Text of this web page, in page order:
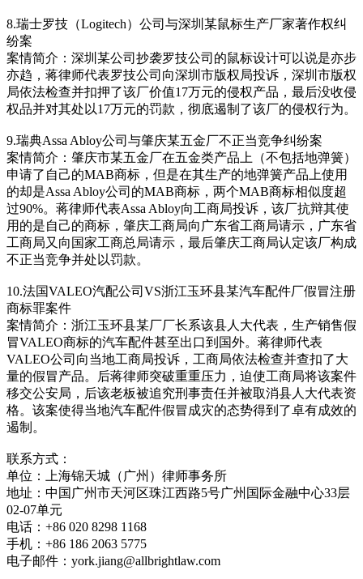
8.瑞士罗技（Logitech）公司与深圳某鼠标生产厂家著作权纠
纷案
案情简介：深圳某公司抄袭罗技公司的鼠标设计可以说是亦步
亦趋，蒋律师代表罗技公司向深圳市版权局投诉，深圳市版权
局依法检查并扣押了该厂价值17万元的侵权产品，最后没收侵
权品并对其处以17万元的罚款，彻底遏制了该厂的侵权行为。
9.瑞典Assa Abloy公司与肇庆某五金厂不正当竞争纠纷案
案情简介：肇庆市某五金厂在五金类产品上（不包括地弹簧）
申请了自己的MAB商标，但是在其生产的地弹簧产品上使用
的却是Assa Abloy公司的MAB商标，两个MAB商标相似度超
过90%。蒋律师代表Assa Abloy向工商局投诉，该厂抗辩其使
用的是自己的商标，肇庆工商局向广东省工商局请示，广东省
工商局又向国家工商总局请示，最后肇庆工商局认定该厂构成
不正当竞争并处以罚款。
10.法国VALEO汽配公司VS浙江玉环县某汽车配件厂假冒注册
商标罪案件
案情简介：浙江玉环县某厂厂长系该县人大代表，生产销售假
冒VALEO商标的汽车配件甚至出口到国外。蒋律师代表
VALEO公司向当地工商局投诉，工商局依法检查并查扣了大
量的假冒产品。后蒋律师突破重重压力，迫使工商局将该案件
移交公安局，后该老板被追究刑事责任并被取消县人大代表资
格。该案使得当地汽车配件假冒成灾的态势得到了卓有成效的
遏制。
联系方式：
单位：上海锦天城（广州）律师事务所
地址：中国广州市天河区珠江西路5号广州国际金融中心33层
02-07单元
电话：+86 020 8298 1168
手机：+86 186 2063 5775
电子邮件：york.jiang@allbrightlaw.com